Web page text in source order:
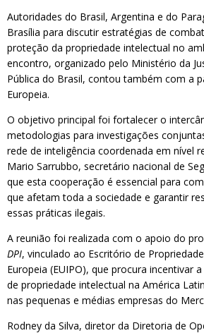
Autoridades do Brasil, Argentina e do
Brasília para discutir estratégias de
proteção da propriedade intelectual no
encontro, organizado pelo Ministério da
Pública do Brasil, contou também com a
Europeia.
O objetivo principal foi fortalecer o
metodologias para investigações
rede de inteligência coordenada em nível
Mario Sarrubbo, secretário nacional de
que esta cooperação é essencial para
que afetam toda a sociedade e garantir
essas práticas ilegais.
A reunião foi realizada com o apoio do
DPI, vinculado ao Escritório de
Europeia (EUIPO), que procura incentivar
de propriedade intelectual na América
nas pequenas e médias empresas do
Rodney da Silva, diretor da Diretoria de